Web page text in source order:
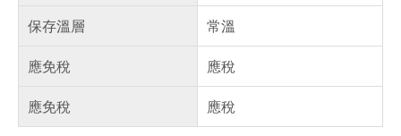
保存溫層
常溫
應免稅
應稅
應免稅
應稅